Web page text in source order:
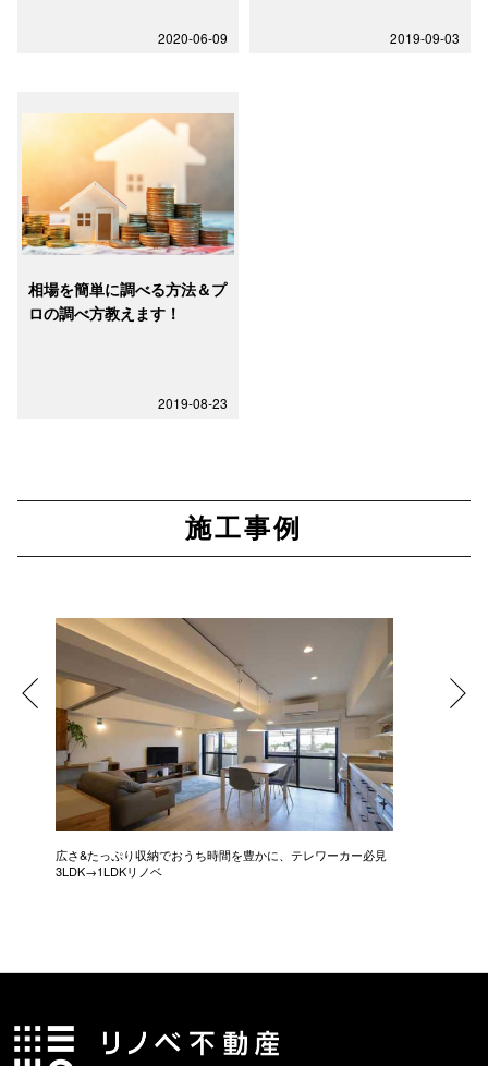
2020-06-09 2019-09-03
相場を簡単に調べる方法＆プ
ロの調べ方教えます！
2019-08-23
施工事例
広さ&たっぷり収納でおうち時間を豊かに、テレワーカー必見
3LDK→1LDKリノベ